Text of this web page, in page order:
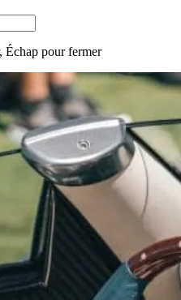
Échap pour fermer